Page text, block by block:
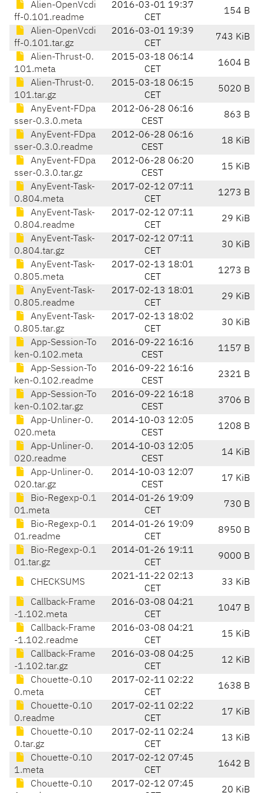
Alien-OpenVcdi
ff-0.101.readme
2016-03-01 19:37
CET
154 B
Alien-OpenVcdi
ff-0.101.tar.gz
2016-03-01 19:39
CET
743 KiB
Alien-Thrust-0.
101.meta
2015-03-18 06:14
CET
1604 B
Alien-Thrust-0.
101.tar.gz
2015-03-18 06:15
CET
5020 B
AnyEvent-FDpa
sser-0.3.0.meta
2012-06-28 06:16
CEST
863 B
AnyEvent-FDpa
sser-0.3.0.readme
2012-06-28 06:16
CEST
18 KiB
AnyEvent-FDpa
sser-0.3.0.tar.gz
2012-06-28 06:20
CEST
15 KiB
AnyEvent-Task-
0.804.meta
2017-02-12 07:11
CET
1273 B
AnyEvent-Task-
0.804.readme
2017-02-12 07:11
CET
29 KiB
AnyEvent-Task-
0.804.tar.gz
2017-02-12 07:11
CET
30 KiB
AnyEvent-Task-
0.805.meta
2017-02-13 18:01
CET
1273 B
AnyEvent-Task-
0.805.readme
2017-02-13 18:01
CET
29 KiB
AnyEvent-Task-
0.805.tar.gz
2017-02-13 18:02
CET
30 KiB
App-Session-To
ken-0.102.meta
2016-09-22 16:16
CEST
1157 B
App-Session-To
ken-0.102.readme
2016-09-22 16:16
CEST
2321 B
App-Session-To
ken-0.102.tar.gz
2016-09-22 16:18
CEST
3706 B
App-Unliner-0.
020.meta
2014-10-03 12:05
CEST
1208 B
App-Unliner-0.
020.readme
2014-10-03 12:05
CEST
14 KiB
App-Unliner-0.
020.tar.gz
2014-10-03 12:07
CEST
17 KiB
Bio-Regexp-0.1
01.meta
2014-01-26 19:09
CET
730 B
Bio-Regexp-0.1
01.readme
2014-01-26 19:09
CET
8950 B
Bio-Regexp-0.1
01.tar.gz
2014-01-26 19:11
CET
9000 B
CHECKSUMS
2021-11-22 02:13
CET
33 KiB
Callback-Frame
-1.102.meta
2016-03-08 04:21
CET
1047 B
Callback-Frame
-1.102.readme
2016-03-08 04:21
CET
15 KiB
Callback-Frame
-1.102.tar.gz
2016-03-08 04:25
CET
12 KiB
Chouette-0.10
0.meta
2017-02-11 02:22
CET
1638 B
Chouette-0.10
0.readme
2017-02-11 02:22
CET
17 KiB
Chouette-0.10
0.tar.gz
2017-02-11 02:24
CET
13 KiB
Chouette-0.10
1.meta
2017-02-12 07:45
CET
1642 B
Chouette-0.10
2017-02-12 07:45
20 KiB